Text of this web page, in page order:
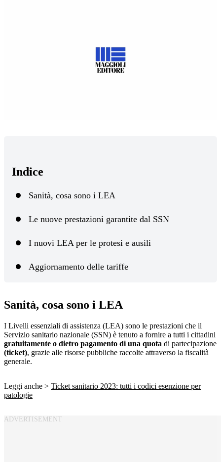
Indice
Sanità, cosa sono i LEA
Le nuove prestazioni garantite dal SSN
I nuovi LEA per le protesi e ausili
Aggiornamento delle tariffe
Sanità, cosa sono i LEA
I Livelli essenziali di assistenza (LEA) sono le prestazioni che il
Servizio sanitario nazionale (SSN) è tenuto a fornire a tutti i cittadini
gratuitamente o dietro pagamento di una quota di partecipazione
(ticket), grazie alle risorse pubbliche raccolte attraverso la fiscalità
generale.
Leggi anche > Ticket sanitario 2023: tutti i codici esenzione per
patologie